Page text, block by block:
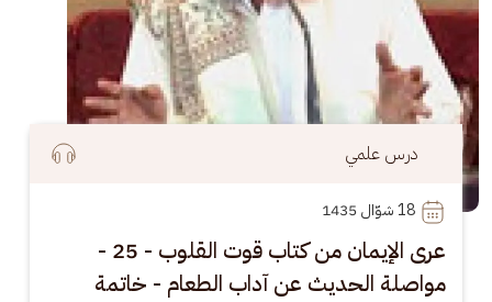
درس علمي
18
عرى الإيمان من كتاب قوت القلوب - 25 -
مواصلة الحديث عن آداب الطعام - خاتمة